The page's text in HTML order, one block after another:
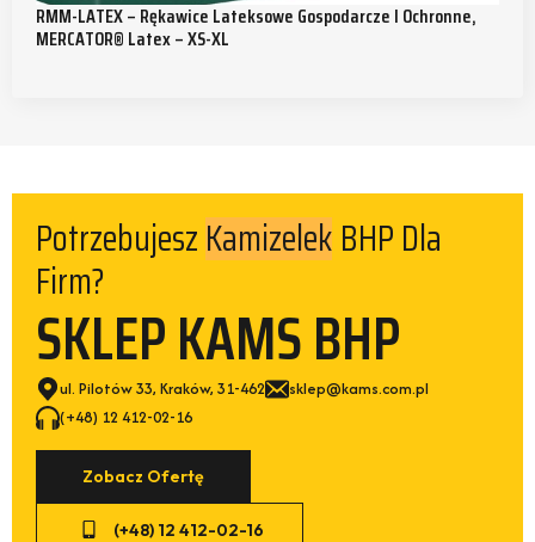
RMM-LATEX – Rękawice Lateksowe Gospodarcze I Ochronne,
MERCATOR® Latex – XS-XL
PotrzebujeszKamizelekBHP Dla
Firm?
SKLEP KAMS BHP
ul. Pilotów 33, Kraków, 31-462
sklep@kams.com.pl
(+48) 12 412-02-16
Zobacz Ofertę
(+48) 12 412-02-16